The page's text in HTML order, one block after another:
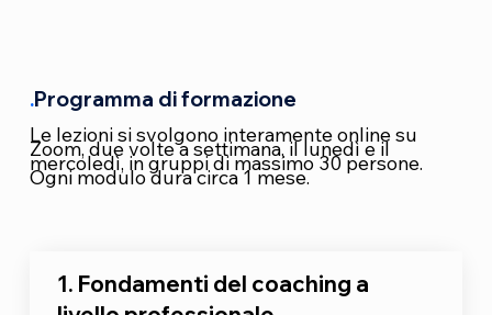
.Programma di formazione
Le lezioni si svolgono interamente online su
Zoom, due volte a settimana, il lunedì e il
mercoledì, in gruppi di massimo 30 persone.
Ogni modulo dura circa 1 mese.
1. Fondamenti del coaching a